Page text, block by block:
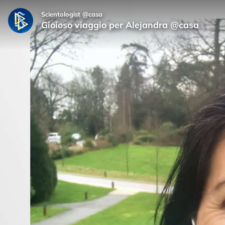
Scientologist @casa
Gioioso viaggio per Alejandra @casa